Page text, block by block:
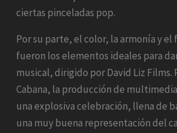
ciertas pinceladas pop.
Por su parte, el color, la armonía y
fueron los elementos ideales para
musical, dirigido por David Liz Films.
Cabana, la producción de
una explosiva celebración, llena de
una muy buena representación del